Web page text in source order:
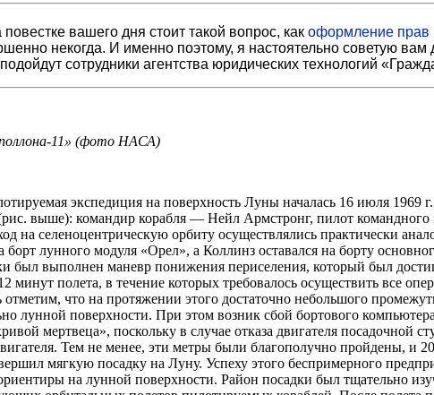
вашего дня стоит такой вопрос, как оформление прав
некогда. И именно поэтому, я настоятельно советую
сотрудники агентства юридических технологий
11» (фото НАСА)
экспедиция на поверхность Луны началась 16 июля 1969
выше): командир корабля — Нейл Армстронг, пилот
на селеноцентрическую орбиту осуществлялись практически
борт лунного модуля «Орел», а Коллинз оставался на борту
был выполнен маневр понижения периселения, который был
минут полета, в течение которых требовалось осуществить все
отметим, что на протяжении этого достаточно небольшого
лунной поверхности. При этом возник сбой бортового
мертвеца», поскольку в случае отказа двигателя посадочной
Тем не менее, эти метры были благополучно пройдены,
мягкую посадку на Луну. Успеху этого беспримерного
на лунной поверхности. Район посадки был тщательно